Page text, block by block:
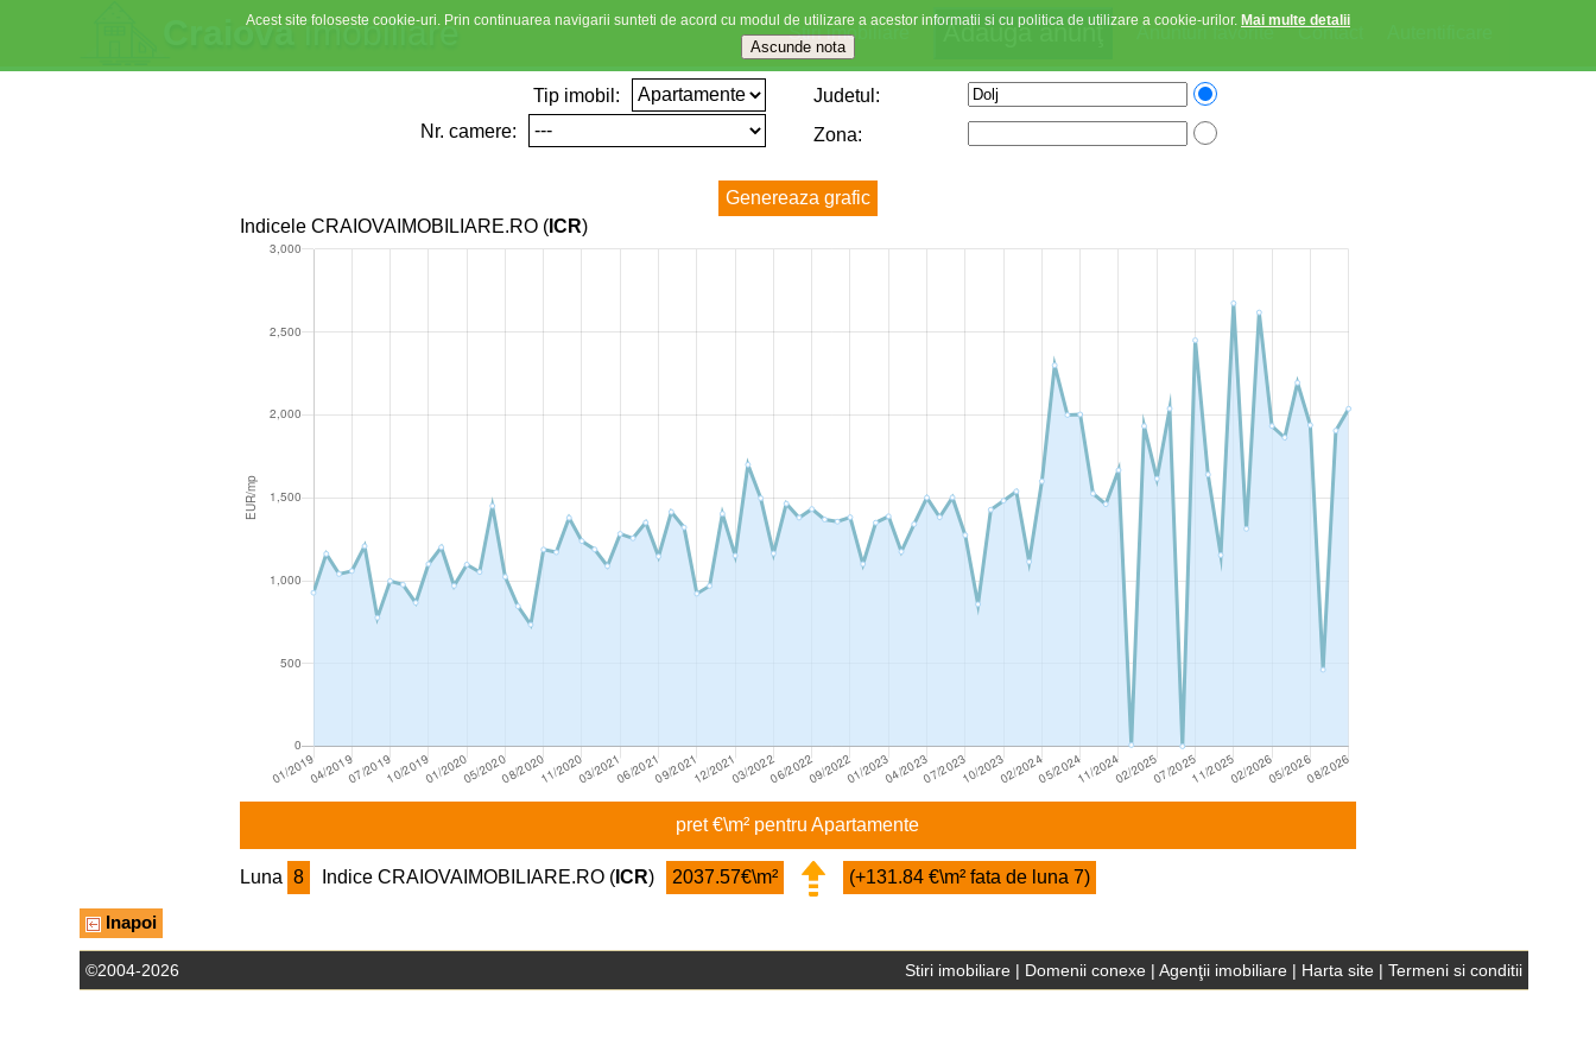
Craiovaimobiliare Contact
Anunturi favorite
Stiri imobiliare
Tip imobil:
Nr. camere:
Judetul:
Zona:
Indicele CRAIOVAIMOBILIARE.RO (ICR)
pret €\m² pentru Apartamente
Luna 8 Indice CRAIOVAIMOBILIARE.RO (ICR) 2037.57€\m² (+131.84 €\m² fata de luna 7)
Inapoi
©2004-2026 Stiri imobiliare| Domenii conexe| Agenţii imobiliare| Harta site| Termeni si conditii
Acest site foloseste cookie-uri. Prin continuarea navigarii sunteti de acord cu modul de utilizare a acestor informatii si cu politica de utilizare a cookie-urilor. Mai multe detalii